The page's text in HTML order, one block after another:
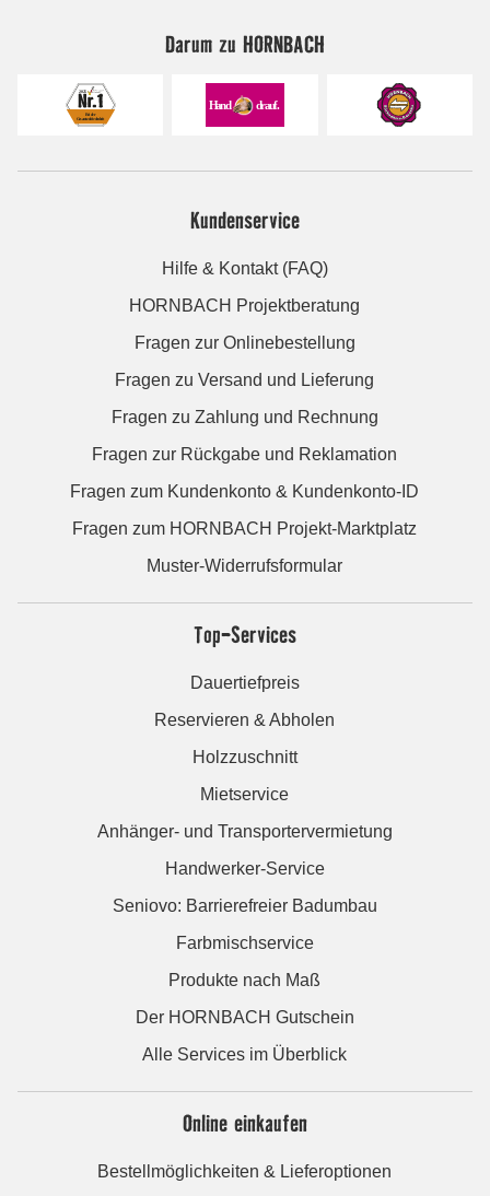
Darum zu HORNBACH
Kundenservice
Hilfe & Kontakt (FAQ)
HORNBACH Projektberatung
Fragen zur Onlinebestellung
Fragen zu Versand und Lieferung
Fragen zu Zahlung und Rechnung
Fragen zur Rückgabe und Reklamation
Fragen zum Kundenkonto & Kundenkonto-ID
Fragen zum HORNBACH Projekt-Marktplatz
Muster-Widerrufsformular
Top-Services
Dauertiefpreis
Reservieren & Abholen
Holzzuschnitt
Mietservice
Anhänger- und Transportervermietung
Handwerker-Service
Seniovo: Barrierefreier Badumbau
Farbmischservice
Produkte nach Maß
Der HORNBACH Gutschein
Alle Services im Überblick
Online einkaufen
Bestellmöglichkeiten & Lieferoptionen